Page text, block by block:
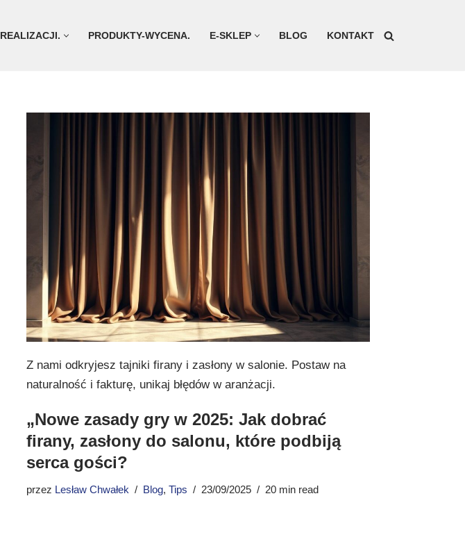
PRODUKTY-WYCENA. E-SKLEP BLOG KONTAKT
Z nami odkryjesz tajniki firany i zasłony w salonie. Postaw na
naturalność i fakturę, unikaj błędów w aranżacji.
„Nowe zasady gry w 2025: Jak dobrać
firany, zasłony do salonu, które podbiją
serca gości?
przez Lesław Chwałek Blog, Tips 23/09/2025 20 min read